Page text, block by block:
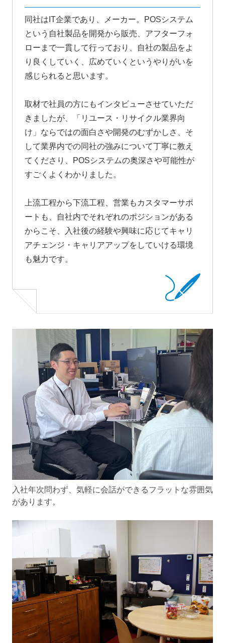
同社はIT企業であり、メーカー。POSシステム
という自社製品を開発から販売、アフターフォ
ローまで一貫して行っており、自社の製品をよ
り良くしていく、広めていくというやりがいを
感じられると思います。
取材で社員の方にもインタビューさせていただ
きましたが、「リユース・リサイクル業界向
け」ならではの面白さや開発のむずかしさ、そ
して業界内での同社の強みについて丁寧に教え
てくださり、POSシステムの奥深さや可能性が
すごくよくわかりました。
上流工程から下流工程、営業もカスタマーサポ
ートも、自社内でそれぞれのポジションがある
からこそ、入社後の経験や興味に応じてキャリ
アチェンジ・キャリアアップをしていける環境
も魅力です。
入社年次問わず、気軽に会話ができるフラットな雰囲気
があります。